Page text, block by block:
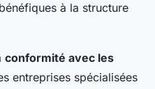
à la structure
conformité avec les
entreprises spécialisées